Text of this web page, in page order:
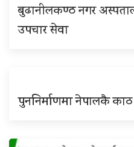
बुढानीलकण्ठ नगर
उपचार सेवा
पुननिर्माणमा नेपालकै काठ